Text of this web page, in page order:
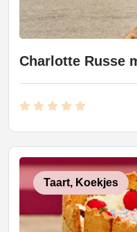
Charlotte Russe
Taart, Koekjes